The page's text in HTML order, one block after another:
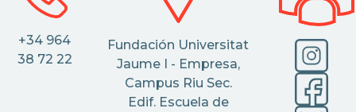
+34 964
38 72 22
Fundación Universitat
Jaume I - Empresa,
Campus Riu Sec.
Edif. Escuela de